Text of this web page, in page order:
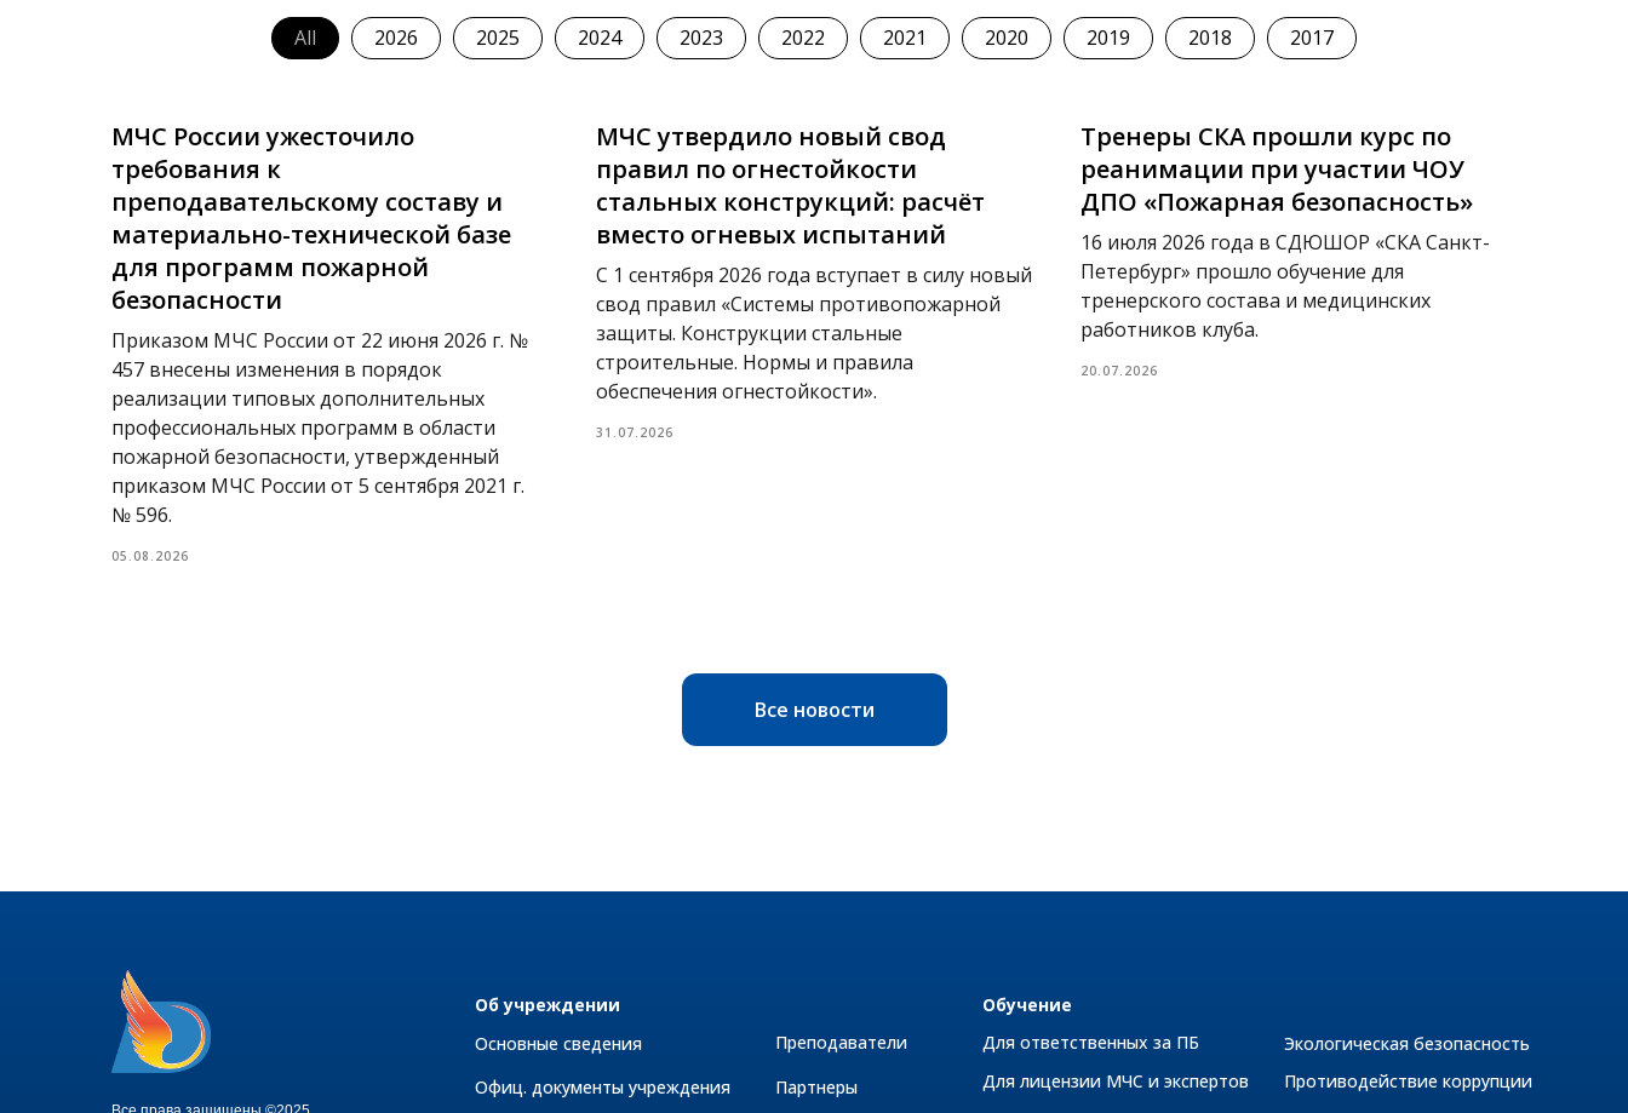
All 2026 2025 2024 2023 2022 2021 2020 2019 2018 2017
МЧС России ужесточило
требования к
преподавательскому составу и
материально-технической базе
для программ пожарной
безопасности
Приказом МЧС России от 22 июня 2026 г. №
457 внесены изменения в порядок
реализации типовых дополнительных
профессиональных программ в области
пожарной безопасности, утвержденный
приказом МЧС России от 5 сентября 2021 г.
№ 596.
05.08.2026
МЧС утвердило новый свод
правил по огнестойкости
стальных конструкций: расчёт
вместо огневых испытаний
С 1 сентября 2026 года вступает в силу новый
свод правил «Системы противопожарной
защиты. Конструкции стальные
строительные. Нормы и правила
обеспечения огнестойкости».
31.07.2026
Тренеры СКА прошли курс по
реанимации при участии ЧОУ
ДПО «Пожарная безопасность»
16 июля 2026 года в СДЮШОР «СКА Санкт-
Петербург» прошло обучение для
тренерского состава и медицинских
работников клуба.
20.07.2026
Все новости
Экологическая безопасность
Противодействие коррупции
Обучение
Для ответственных за ПБ
Для лицензии МЧС и экспертов
Преподаватели
Партнеры
Об учреждении
Основные сведения
Офиц. документы учреждения